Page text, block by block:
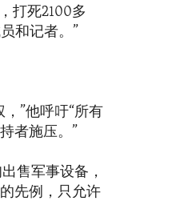
打死2100多
和记者。”
”他呼吁“所有
者施压。”
售军事设备，
先例，只允许